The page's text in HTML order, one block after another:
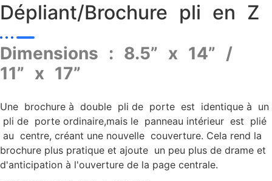
Dépliant/Brochure pli en Z
Dimensions : 8.5” x 14” /
11” x 17”
Une brochure à double pli de porte est identique à un
pli de porte ordinaire,mais le panneau intérieur est plié
au centre, créant une nouvelle couverture. Cela rend la
brochure plus pratique et ajoute un peu plus de drame et
d'anticipation à l'ouverture de la page centrale.